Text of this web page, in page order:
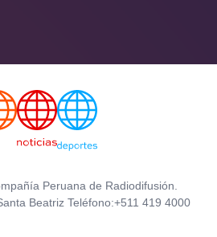
Peruana de Radiodifusión.
Beatriz Teléfono:+511 419 4000